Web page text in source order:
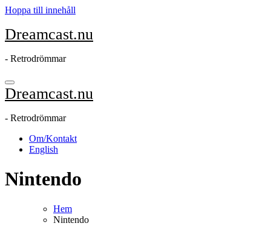
Hoppa till innehåll
Dreamcast.nu
- Retrodrömmar
Dreamcast.nu
- Retrodrömmar
Om/Kontakt
English
Nintendo
Hem
Nintendo